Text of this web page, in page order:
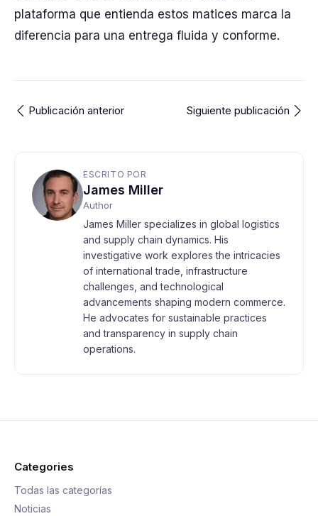
plataforma que entienda estos matices marca la
diferencia para una entrega fluida y conforme.
Publicación anterior Siguiente publicación
ESCRITO POR
James Miller
Author
James Miller specializes in global logistics
and supply chain dynamics. His
investigative work explores the intricacies
of international trade, infrastructure
challenges, and technological
advancements shaping modern commerce.
He advocates for sustainable practices
and transparency in supply chain
operations.
Categories
Todas las categorías
Noticias